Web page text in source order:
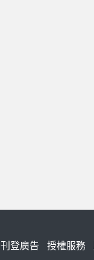
刊登廣告 授權服務